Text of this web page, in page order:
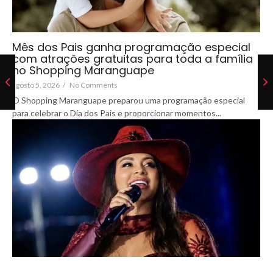
Mês dos Pais ganha programação especial
com atrações gratuitas para toda a família
no Shopping Maranguape
agosto 5, 2026 / No Comments
O Shopping Maranguape preparou uma programação especial
para celebrar o Dia dos Pais e proporcionar momentos...